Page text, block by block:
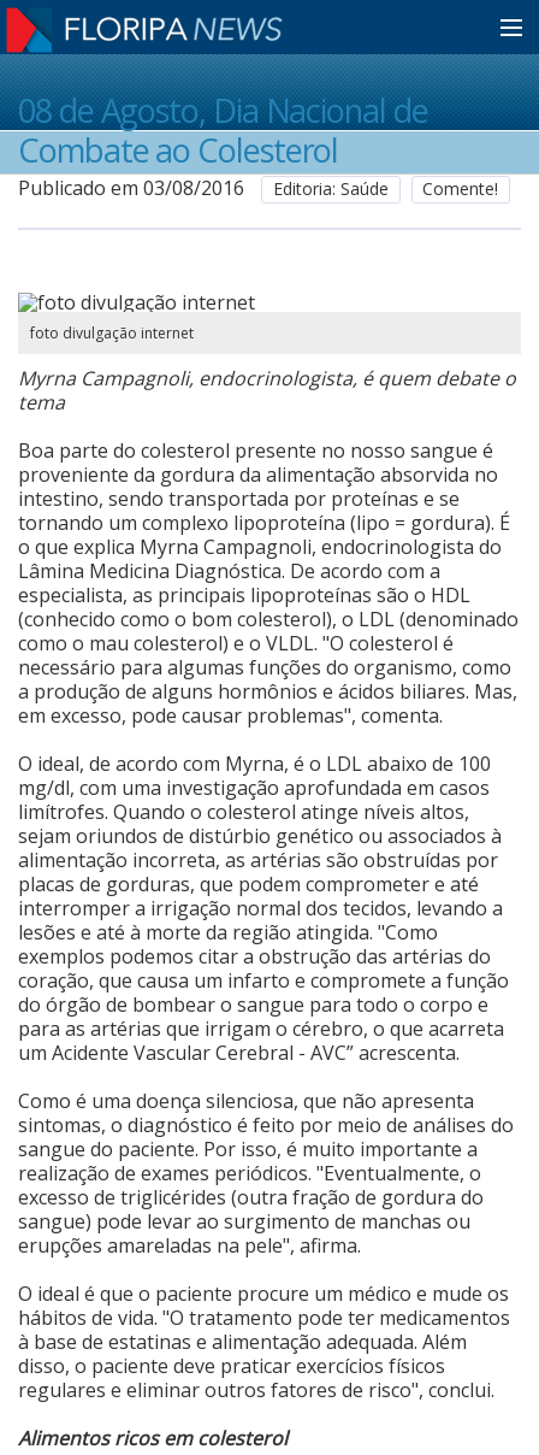
Home
Notícias
Classificados
Guia de Serviços
Anuncie
Cinema
Agenda Cultural
Fale Conosco
08 de Agosto, Dia Nacional de
Combate ao Colesterol
Publicado em 03/08/2016 Editoria: Saúde Comente!
foto divulgação internet
Myrna Campagnoli, endocrinologista, é quem debate o
tema
Boa parte do colesterol presente no nosso sangue é
proveniente da gordura da alimentação absorvida no
intestino, sendo transportada por proteínas e se
tornando um complexo lipoproteína (lipo = gordura). É
o que explica Myrna Campagnoli, endocrinologista do
Lâmina Medicina Diagnóstica. De acordo com a
especialista, as principais lipoproteínas são o HDL
(conhecido como o bom colesterol), o LDL (denominado
como o mau colesterol) e o VLDL. "O colesterol é
necessário para algumas funções do organismo, como
a produção de alguns hormônios e ácidos biliares. Mas,
em excesso, pode causar problemas", comenta.
O ideal, de acordo com Myrna, é o LDL abaixo de 100
mg/dl, com uma investigação aprofundada em casos
limítrofes. Quando o colesterol atinge níveis altos,
sejam oriundos de distúrbio genético ou associados à
alimentação incorreta, as artérias são obstruídas por
placas de gorduras, que podem comprometer e até
interromper a irrigação normal dos tecidos, levando a
lesões e até à morte da região atingida. "Como
exemplos podemos citar a obstrução das artérias do
coração, que causa um infarto e compromete a função
do órgão de bombear o sangue para todo o corpo e
para as artérias que irrigam o cérebro, o que acarreta
um Acidente Vascular Cerebral - AVC” acrescenta.
Como é uma doença silenciosa, que não apresenta
sintomas, o diagnóstico é feito por meio de análises do
sangue do paciente. Por isso, é muito importante a
realização de exames periódicos. "Eventualmente, o
excesso de triglicérides (outra fração de gordura do
sangue) pode levar ao surgimento de manchas ou
erupções amareladas na pele", afirma.
O ideal é que o paciente procure um médico e mude os
hábitos de vida. "O tratamento pode ter medicamentos
à base de estatinas e alimentação adequada. Além
disso, o paciente deve praticar exercícios físicos
regulares e eliminar outros fatores de risco", conclui.
Alimentos ricos em colesterol